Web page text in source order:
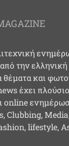
την ελληνική
και
έχει πλούσιο
online
Clubbing, Media,
lifestyle,